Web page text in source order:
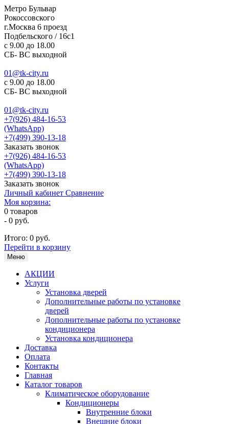
Метро Бульвар
Рокоссовского
г.Москва 6 проезд
Подбельского / 16с1
c 9.00 до 18.00
СБ- ВС выходной
01@tk-city.ru
c 9.00 до 18.00
СБ- ВС выходной
01@tk-city.ru
+7(926) 484-16-53
(WhatsApp)
+7(499) 390-13-18
Заказать звонок
+7(926) 484-16-53
(WhatsApp)
+7(499) 390-13-18
Заказать звонок
Личный кабинет Сравнение
Моя корзина:
0 товаров
- 0 руб.
Итого: 0 руб.
Перейти в корзину
Меню
АКЦИИ
Услуги
Установка дверей
Дополнительные работы по установке
дверей
Дополнительные работы по установке
кондиционера
Установка кондиционера
Доставка
Оплата
Контакты
Главная
Каталог товаров
Климатическое оборудование
Кондиционеры
Внутренние блоки
Внешние блоки